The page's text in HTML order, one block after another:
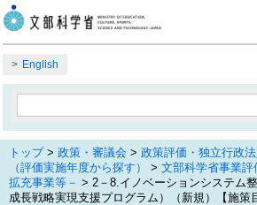
English
トップ> 政策・審議会 > 政策評価・独立行政
（評価実施年度から探す）
> 文部科学省事業評
拡充事業等－ > 2－8.イノベーションシステム
成長戦略実現支援プログラム）（新規）【施策